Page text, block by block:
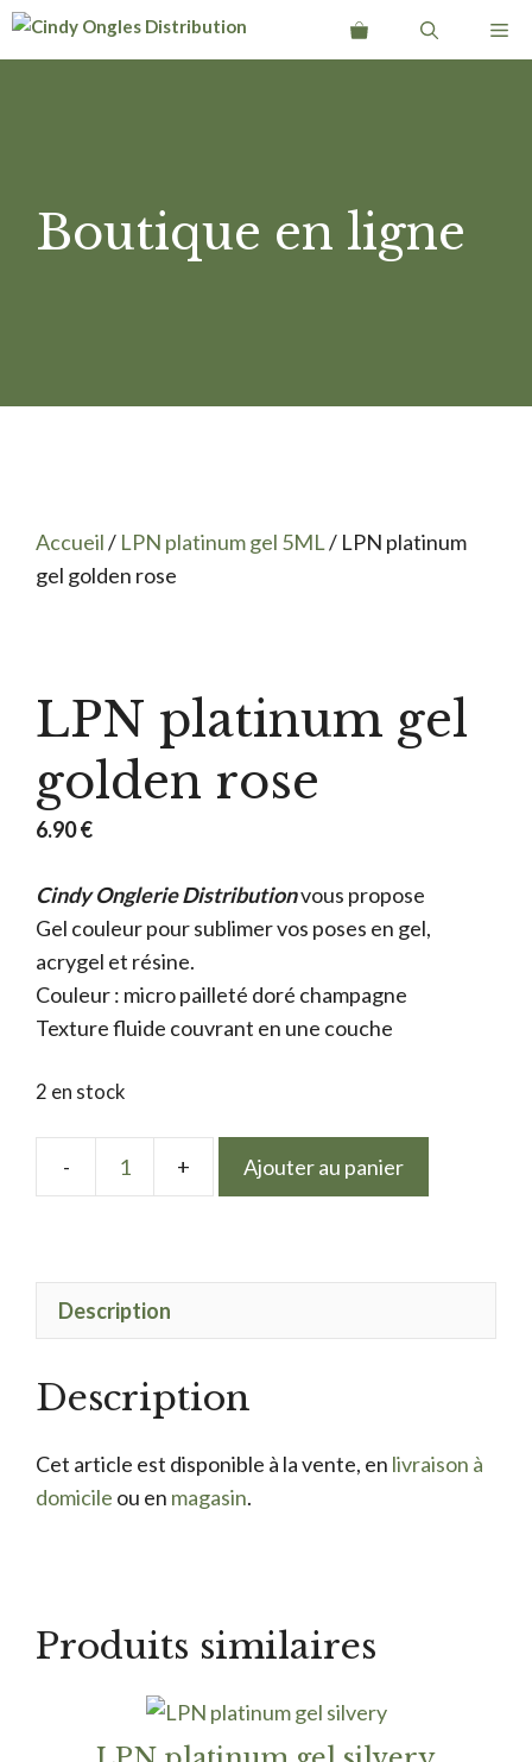
Aller
Boutique en ligne
Accueil/ LPN platinum gel 5ML/ LPN platinum
gel golden rose
LPN platinum gel
golden rose
6.90€
Cindy Onglerie Distributionvous propose
Gel couleur pour sublimer vos poses en gel,
acrygel et résine.
Couleur : micro pailleté doré champagne
Texture fluide couvrant en une couche
2 en stock
quantité
platinum
golden
Ajouter au panier
Description
Description
Cet article est disponible à la vente, en livraison à
domicile ou en magasin.
Produits similaires